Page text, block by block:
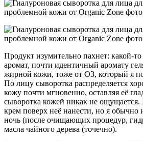
Продукт изумительно пахнет: какой-
аромат, почти идентичный аромату
жирной кожи, тоже от ОЗ, который я
По лицу сыворотка распределяется
кожу почти мгновенно, оставляя её
сыворотка кожей никак не
крем поверх неё нанести, но я обычно
ночь (после очищающих процедур,
масла чайного дерева (точечно).